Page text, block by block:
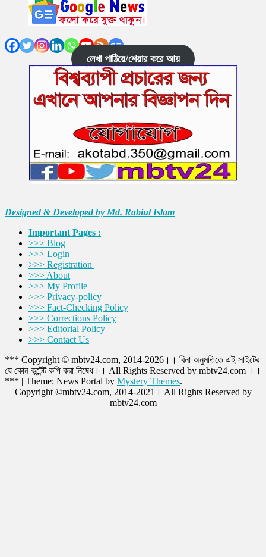
লেখা পাঠিয়ে/শেয়ার করে আয়
Designed & Developed by Md. Rabiul Islam
Important Pages :
>>> Blog
>>> Login
>>> Registration
>>> About
>>> My Profile
>>> Privacy-policy
>>> Fact-Checking Policy
>>> Corrections Policy
>>> Editorial Policy
>>> Contact Us
*** Copyright © mbtv24.com, 2014-2026।। বিনা অনুমতিতে এই সাইটের
যে কোন কন্টেন্ট কপি করা নিষেধ।। All Rights Reserved by mbtv24.com ।।
*** | Theme: News Portal by Mystery Themes.
Copyright ©mbtv24.com, 2014-2021। All Rights Reserved by
mbtv24.com